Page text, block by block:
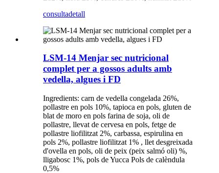
consultadetall
LSM-14 Menjar sec nutricional
complet per a gossos adults amb
vedella, algues i FD
Ingredients: carn de vedella congelada 26%,
pollastre en pols 10%, tapioca en pols, gluten de
blat de moro en pols farina de soja, oli de
pollastre, llevat de cervesa en pols, fetge de
pollastre liofilitzat 2%, carbassa, espirulina en
pols 2%, pollastre liofilitzat 1% , llet desgreixada
d'ovella en pols, oli de peix (peix salmó oli) %,
lligabosc 1%, pols de Yucca Pols de calèndula
0,5%